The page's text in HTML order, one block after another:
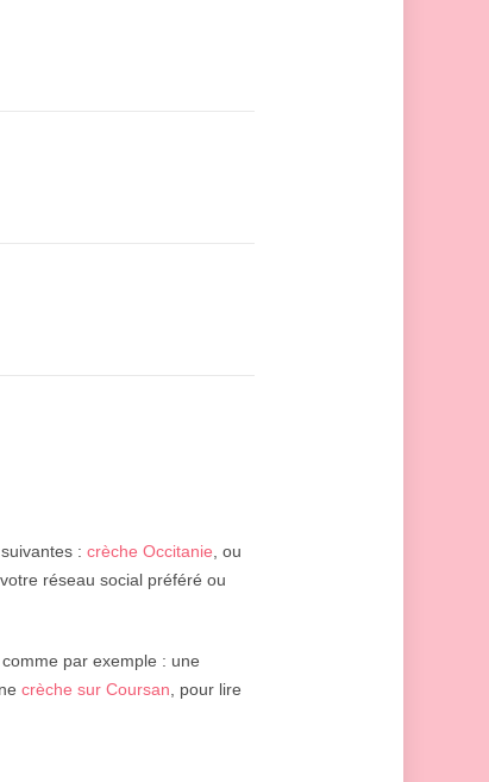
: crèche Occitanie , ou
réseau social préféré ou
, comme par exemple : une
crèche sur Coursan , pour lire